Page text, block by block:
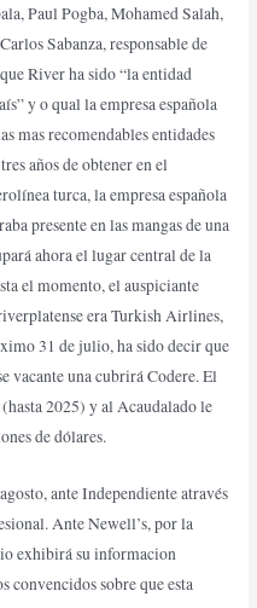
Paul Pogba, Mohamed Salah,
Sabanza, responsable de
River ha sido “la entidad
y o qual la empresa española
mas recomendables entidades
años de obtener en el
turca, la empresa española
presente en las mangas de una
ahora el lugar central de la
el momento, el auspiciante
era Turkish Airlines,
31 de julio, ha sido decir que
vacante una cubrirá Codere. El
2025) y al Acaudalado le
de dólares.
ante Independiente através
Ante Newell’s, por la
exhibirá su informacion
convencidos sobre que esta